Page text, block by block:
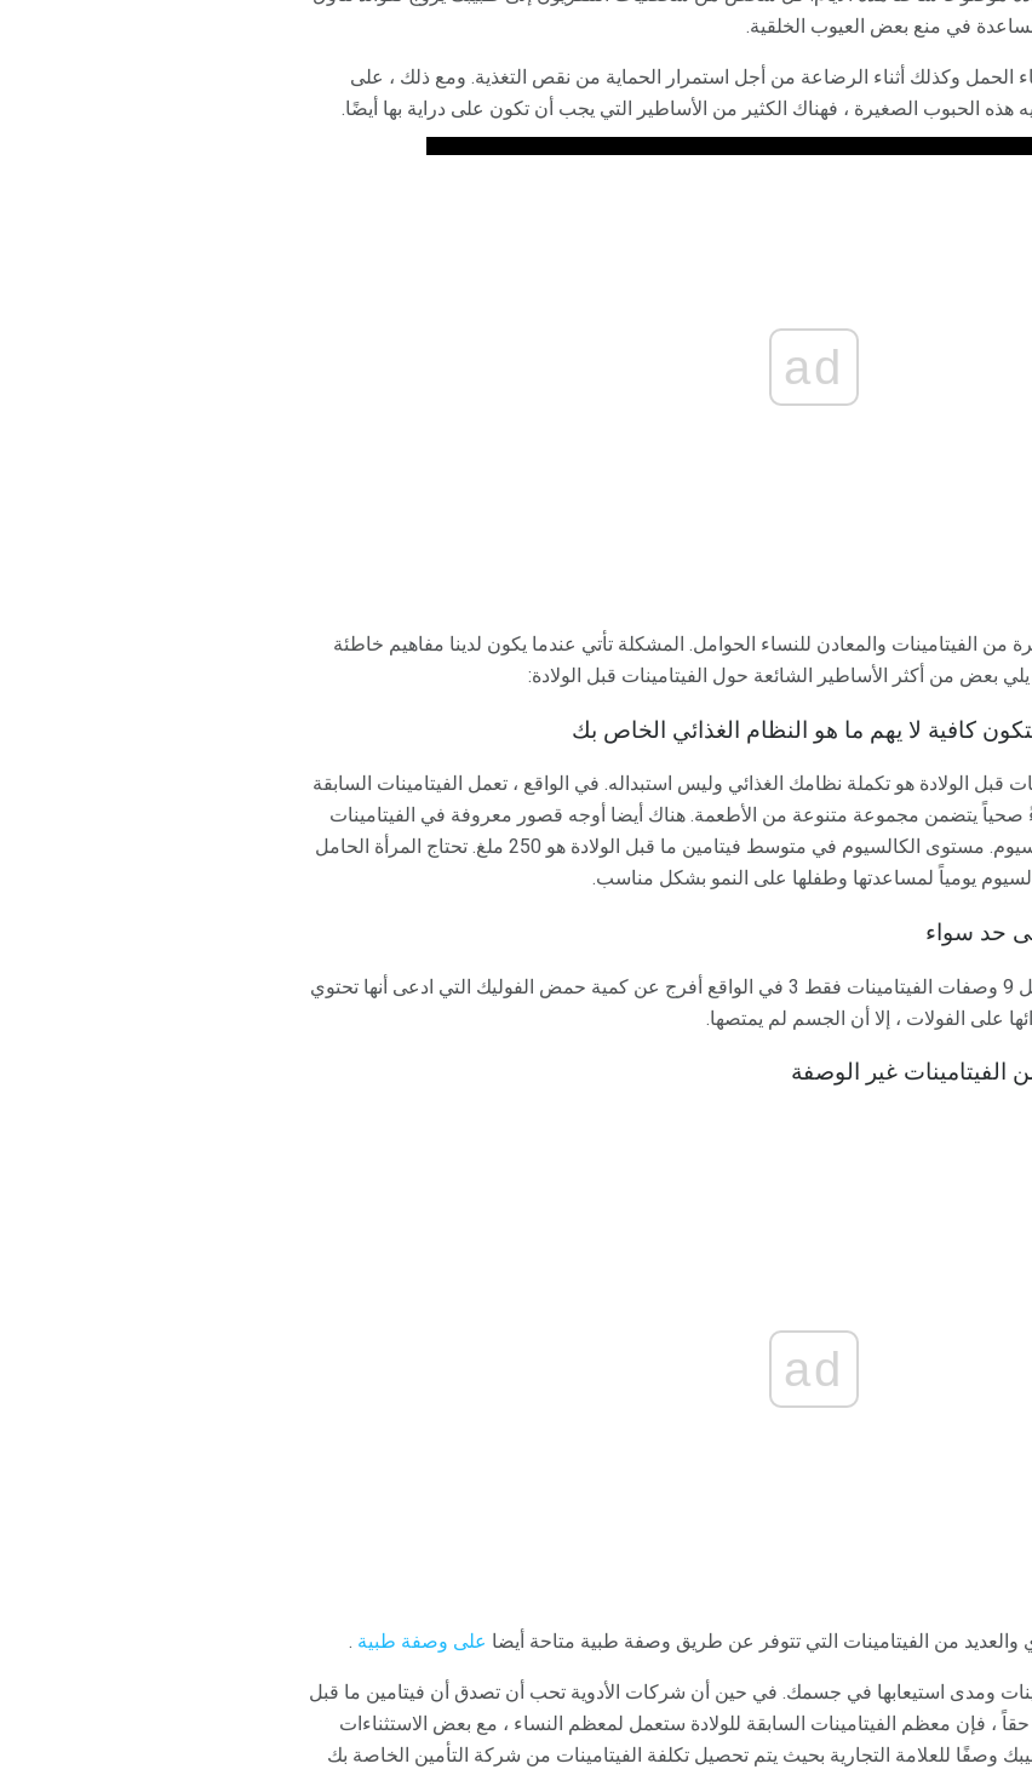
في منع بعض العيوب الخلقية.
الحمل وكذلك أثناء الرضاعة من أجل استمرار الحماية من نقص التغذية. ومع ذلك ، على
الحبوب الصغيرة ، فهناك الكثير من الأساطير التي يجب أن تكون على دراية بها أيضًا.
ad
من الفيتامينات والمعادن للنساء الحوامل. المشكلة تأتي عندما يكون لدينا مفاهيم خاطئة
يلي بعض من أكثر الأساطير الشائعة حول الفيتامينات قبل الولادة:
كافية لا يهم ما هو النظام الغذائي الخاص بك
قبل الولادة هو تكملة نظامك الغذائي وليس استبداله. في الواقع ، تعمل الفيتامينات السابقة
صحياً يتضمن مجموعة متنوعة من الأطعمة. هناك أيضا أوجه قصور معروفة في الفيتامينات
قبل الولادة ، على سبيل المثال ، الكالسيوم. مستوى الكالسيوم في متوسط ​​فيتامين ما قبل الولادة هو 250 ملغ. تحتاج المرأة الحامل
حد سواء
وأظهرت الدراسات الحديثة أنه من أصل 9 وصفات الفيتامينات فقط 3 في الواقع أفرج عن كمية حمض الفوليك التي ادعى أنها تحتوي
على الفولات ، إلا أن الجسم لم يمتصها.
الفيتامينات غير الوصفة
ad
والعديد من الفيتامينات التي تتوفر عن طريق وصفة طبية متاحة أيضا على وصفة طبية .
ومدى استيعابها في جسمك. في حين أن شركات الأدوية تحب أن تصدق أن فيتامين ما قبل
، فإن معظم الفيتامينات السابقة للولادة ستعمل لمعظم النساء ، مع بعض الاستثناءات
وصفًا للعلامة التجارية بحيث يتم تحصيل تكلفة الفيتامينات من شركة التأمين الخاصة بك